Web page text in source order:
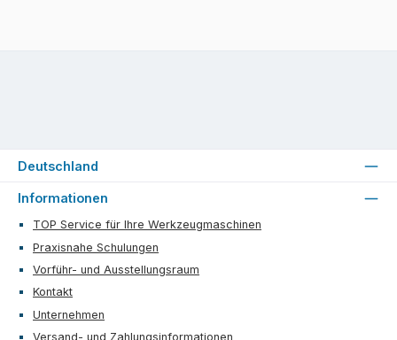
Informationen
TOP Service für Ihre Werkzeugmaschinen
Praxisnahe Schulungen
Vorführ- und Ausstellungsraum
Kontakt
Unternehmen
Versand- und Zahlungsinformationen
Deutschland